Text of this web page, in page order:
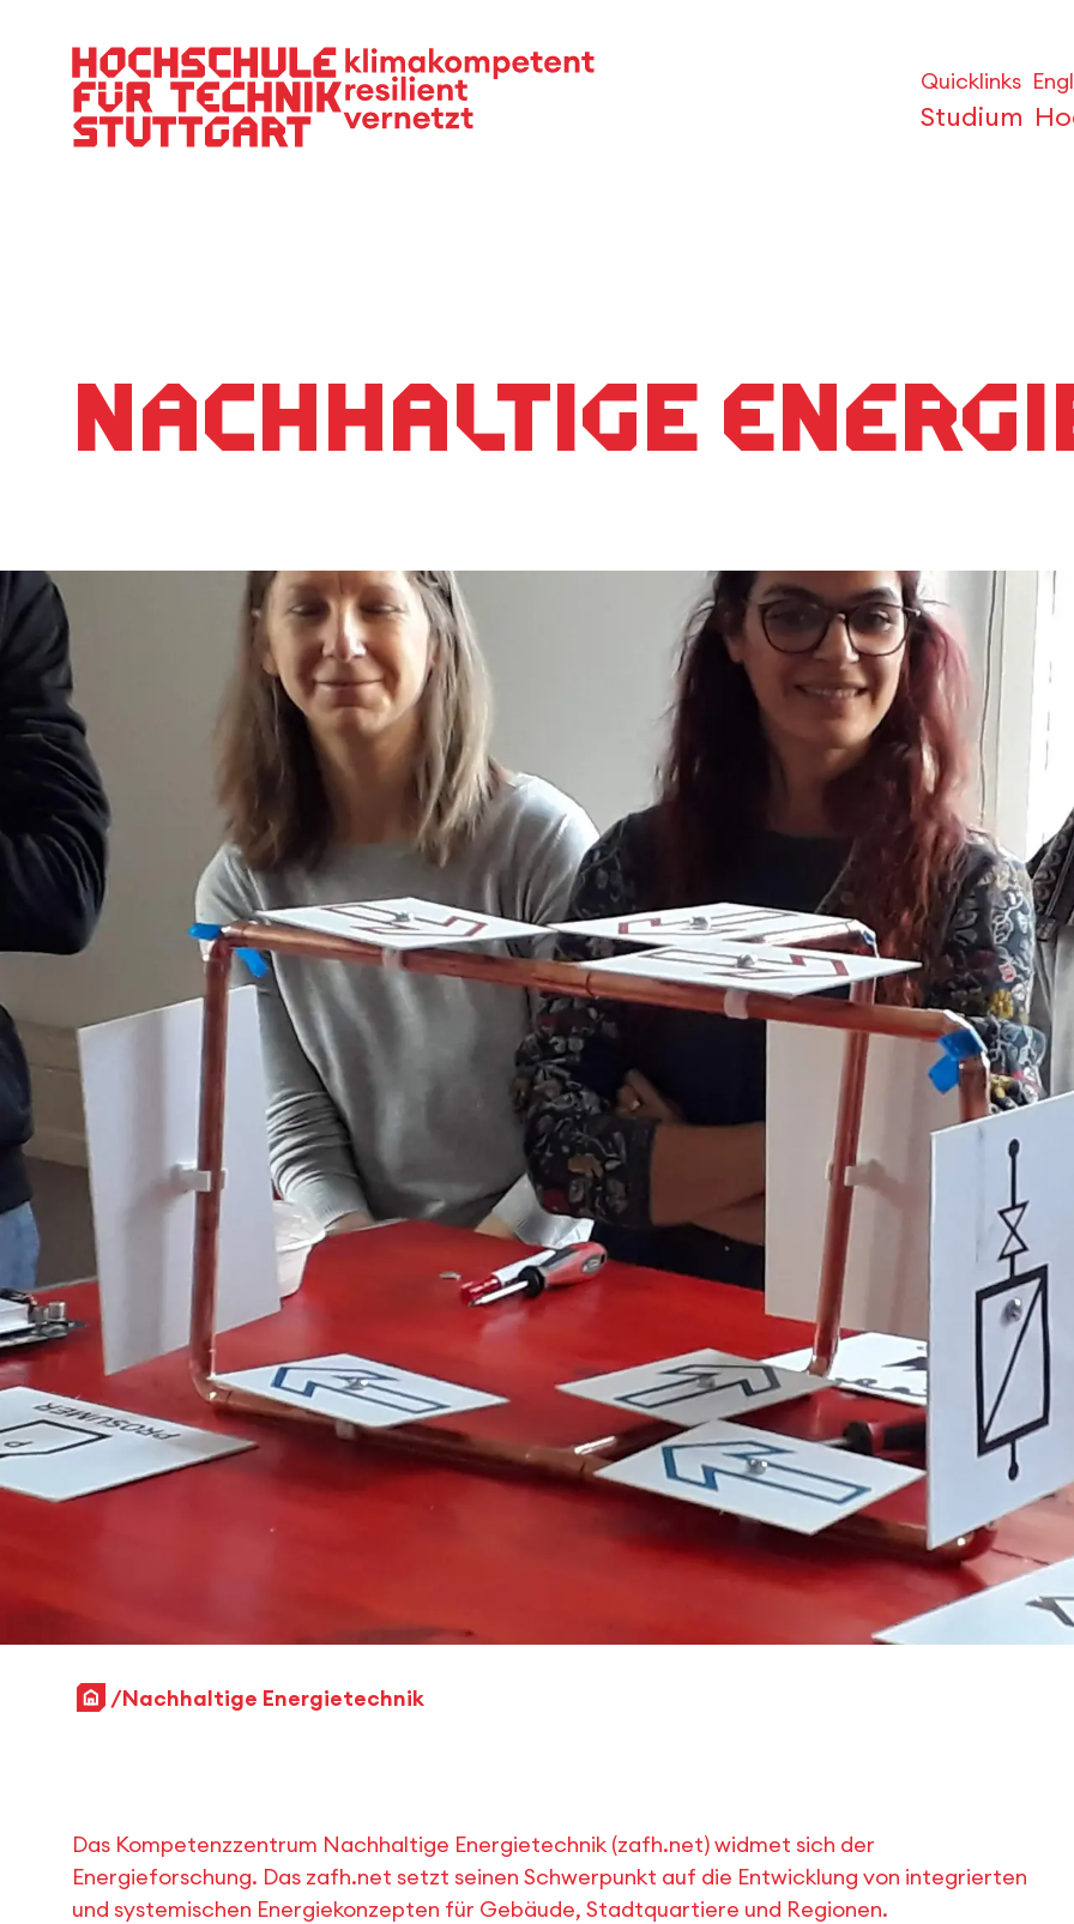
Hauptnavigation
Quicklinks
Studium
Nachhaltige
Startseite
Nachhaltige Energietechnik
Das Kompetenzzentrum Nachhaltige Energietechnik (zafh.net) widmet sich der
Energieforschung. Das zafh.net setzt seinen Schwerpunkt auf die Entwicklung von integrierten
und systemischen Energiekonzepten für Gebäude, Stadtquartiere und Regionen.